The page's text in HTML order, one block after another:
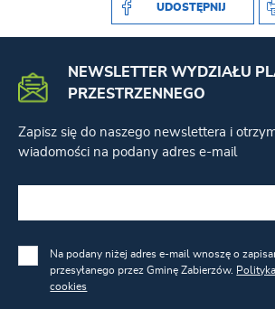
UDOSTĘPNIJ
NEWSLETTER WYDZIAŁU
PRZESTRZENNEGO
Zapisz się do naszego newslettera i
wiadomości na podany adres e-mail
Na podany niżej adres e-mail wnoszę o
przesyłanego przez Gminę Zabierzów.
cookies